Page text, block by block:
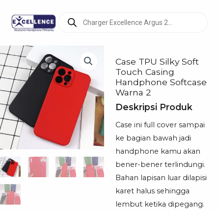
search
Case TPU Silky Soft
Touch Casing
Handphone Softcase
Warna 2
Deskripsi Produk
Case ini full cover sampai
ke bagian bawah jadi
handphone kamu akan
bener-bener terlindungi.
Bahan lapisan luar dilapisi
karet halus sehingga
lembut ketika dipegang.